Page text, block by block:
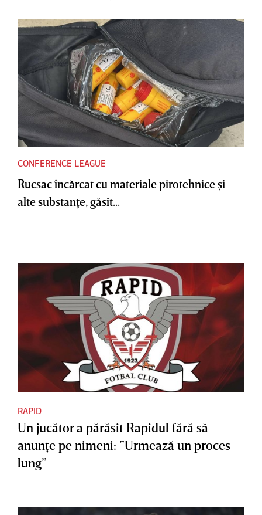
CONFERENCE LEAGUE
Rucsac încărcat cu materiale pirotehnice şi
alte substanţe, găsit...
RAPID
Un jucător a părăsit Rapidul fără să
anunţe pe nimeni: ”Urmează un proces
lung”